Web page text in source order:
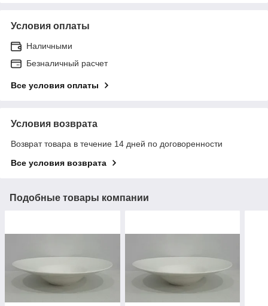
Условия оплаты
Наличными
Безналичный расчет
Все условия оплаты
Условия возврата
Возврат товара в течение 14 дней по договоренности
Все условия возврата
Подобные товары компании